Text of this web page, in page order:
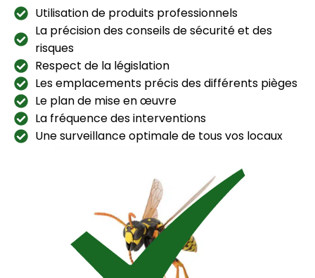
Utilisation de produits professionnels
La précision des conseils de sécurité et des
risques
Respect de la législation
Les emplacements précis des différents pièges
Le plan de mise en œuvre
La fréquence des interventions
Une surveillance optimale de tous vos locaux